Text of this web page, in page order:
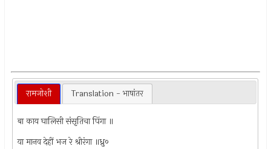
रामजोशी Translation - भाषांतर
बा काय घालिसी संसृतिचा पिंगा ॥
या मानव देहीं भज रे श्रीरंगा ॥ध्रु०